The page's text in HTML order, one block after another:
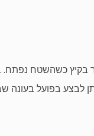
בקיץ כשהשטח נפתח.
לבצע בפועל